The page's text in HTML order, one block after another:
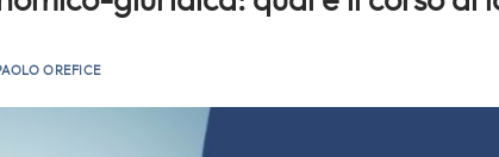
OREFICE